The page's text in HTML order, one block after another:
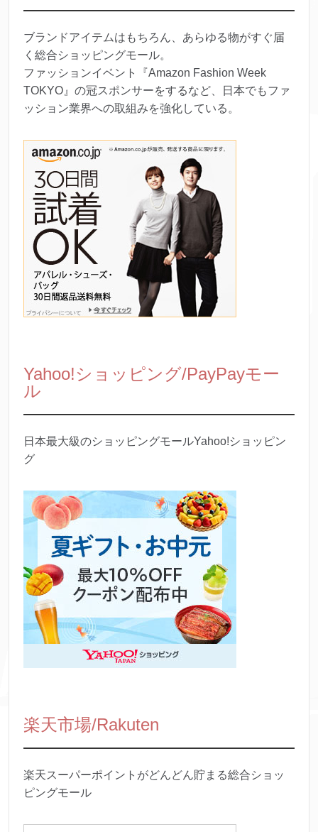
ブランドアイテムはもちろん、あらゆる物がすぐ届
く総合ショッピングモール。
ファッションイベント『Amazon Fashion Week
TOKYO』の冠スポンサーをするなど、日本でもファ
ッション業界への取組みを強化している。
Yahoo!ショッピング/PayPayモー
ル
日本最大級のショッピングモールYahoo!ショッピン
グ
楽天市場/Rakuten
楽天スーパーポイントがどんどん貯まる総合ショッ
ピングモール